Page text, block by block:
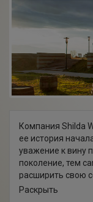
Компания Shilda
ее история
уважение к вину
поколение, тем
расширить свою
производство на
Раскрыть